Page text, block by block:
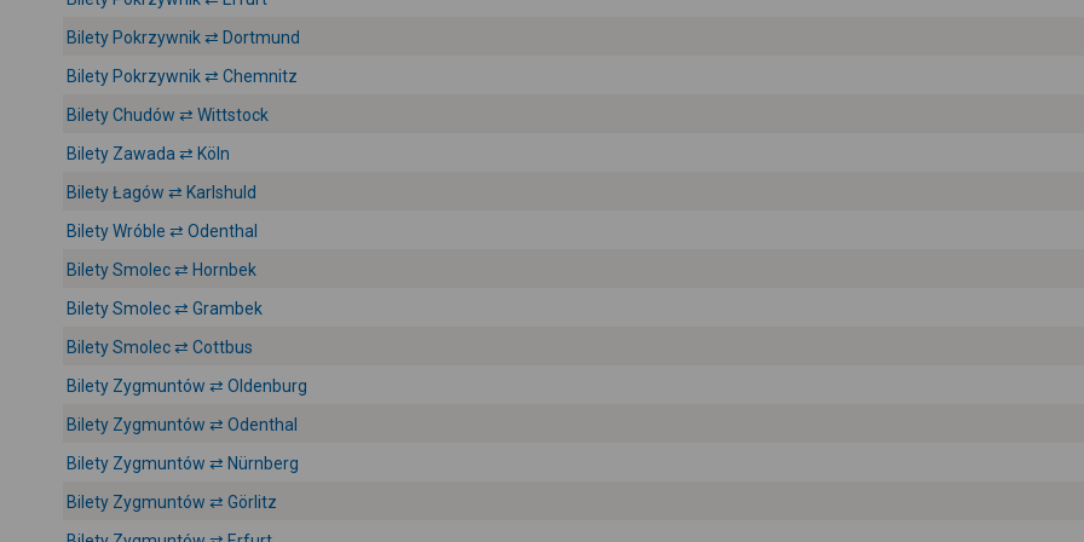
Bilety Pokrzywnik ⇄ Dortmund
Bilety Pokrzywnik ⇄ Chemnitz
Bilety Chudów ⇄ Wittstock
Bilety Zawada ⇄ Köln
Bilety Łagów ⇄ Karlshuld
Bilety Wróble ⇄ Odenthal
Bilety Smolec ⇄ Hornbek
Bilety Smolec ⇄ Grambek
Bilety Smolec ⇄ Cottbus
Bilety Zygmuntów ⇄ Oldenburg
Bilety Zygmuntów ⇄ Odenthal
Bilety Zygmuntów ⇄ Nürnberg
Bilety Zygmuntów ⇄ Görlitz